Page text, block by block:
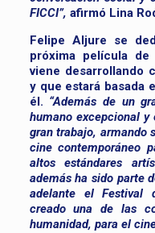
FICCI”, afirmó Lina
Felipe Aljure se
próxima película de
viene desarrollando
y que estará basada
él. “Además de un
humano excepcional y
gran trabajo, armando
cine contemporáneo
altos estándares
además ha sido parte
adelante el Festival
creado una de las
humanidad, para el